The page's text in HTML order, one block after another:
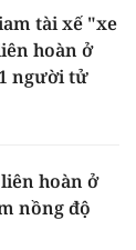
tài xế "xe
hoàn ở
người tử
hoàn ở
nồng độ